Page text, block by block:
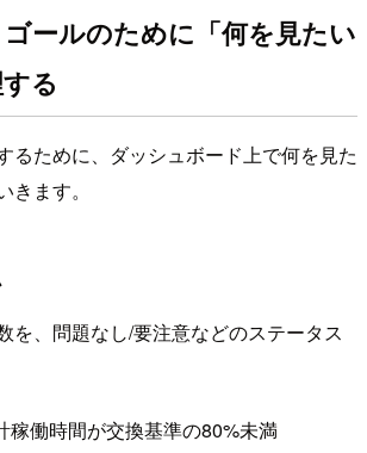
ールのために「何を見たい
る
るために、ダッシュボード上で何を見た
ます。
を、問題なし/要注意などのステータス
稼働時間が交換基準の80%未満